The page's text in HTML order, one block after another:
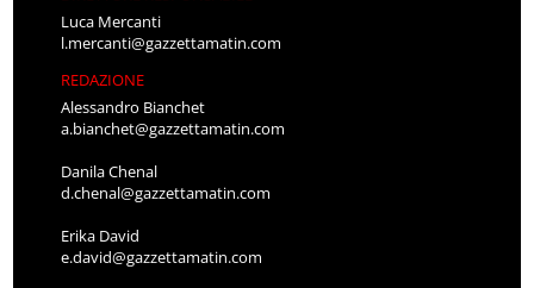
Luca Mercanti
l.mercanti@gazzettamatin.com
REDAZIONE
Alessandro Bianchet
a.bianchet@gazzettamatin.com
Danila Chenal
d.chenal@gazzettamatin.com
Erika David
e.david@gazzettamatin.com